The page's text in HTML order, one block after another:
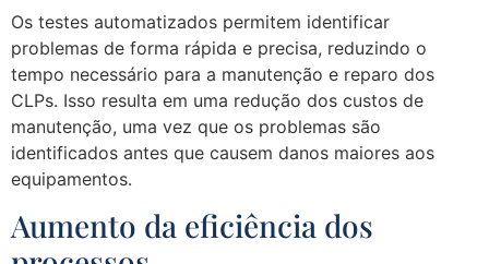
Os testes automatizados permitem identificar
problemas de forma rápida e precisa, reduzindo o
tempo necessário para a manutenção e reparo dos
CLPs. Isso resulta em uma redução dos custos de
manutenção, uma vez que os problemas são
identificados antes que causem danos maiores aos
equipamentos.
Aumento da eficiência dos